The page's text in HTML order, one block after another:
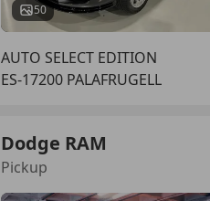
50
AUTO SELECT EDITION
ES-17200 PALAFRUGELL
Dodge RAM
Pickup